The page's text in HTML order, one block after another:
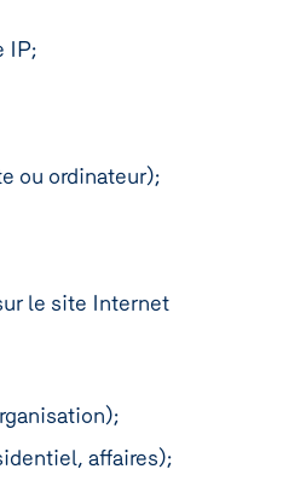
IP;
ou ordinateur);
le site Internet
affaires);